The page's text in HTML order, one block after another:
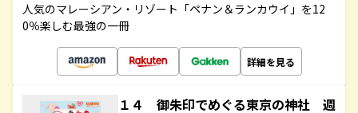
人気のマレーシアン・リゾート「ペナン＆ランカウイ」を12
0％楽しむ最強の一冊
詳細を見る
１４ 御朱印でめぐる東京の神社 週